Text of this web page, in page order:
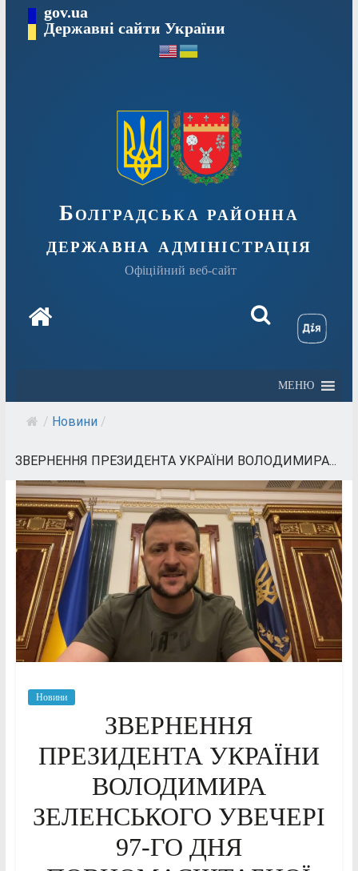
Перейтиgov.ua
Державні сайти України
Болградська районна
державна адміністрація
Офіційний веб-сайт
МЕНЮ
/ Новини /
ЗВЕРНЕННЯ ПРЕЗИДЕНТА УКРАЇНИ ВОЛОДИМИРА...
Новини
ЗВЕРНЕННЯ
ПРЕЗИДЕНТА УКРАЇНИ
ВОЛОДИМИРА
ЗЕЛЕНСЬКОГО УВЕЧЕРІ
97-ГО ДНЯ